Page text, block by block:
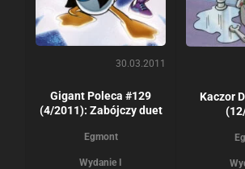
30.03.2011
Gigant Poleca #129
(4/2011): Zabójczy duet
Egmont
Wydanie I
Kaczor